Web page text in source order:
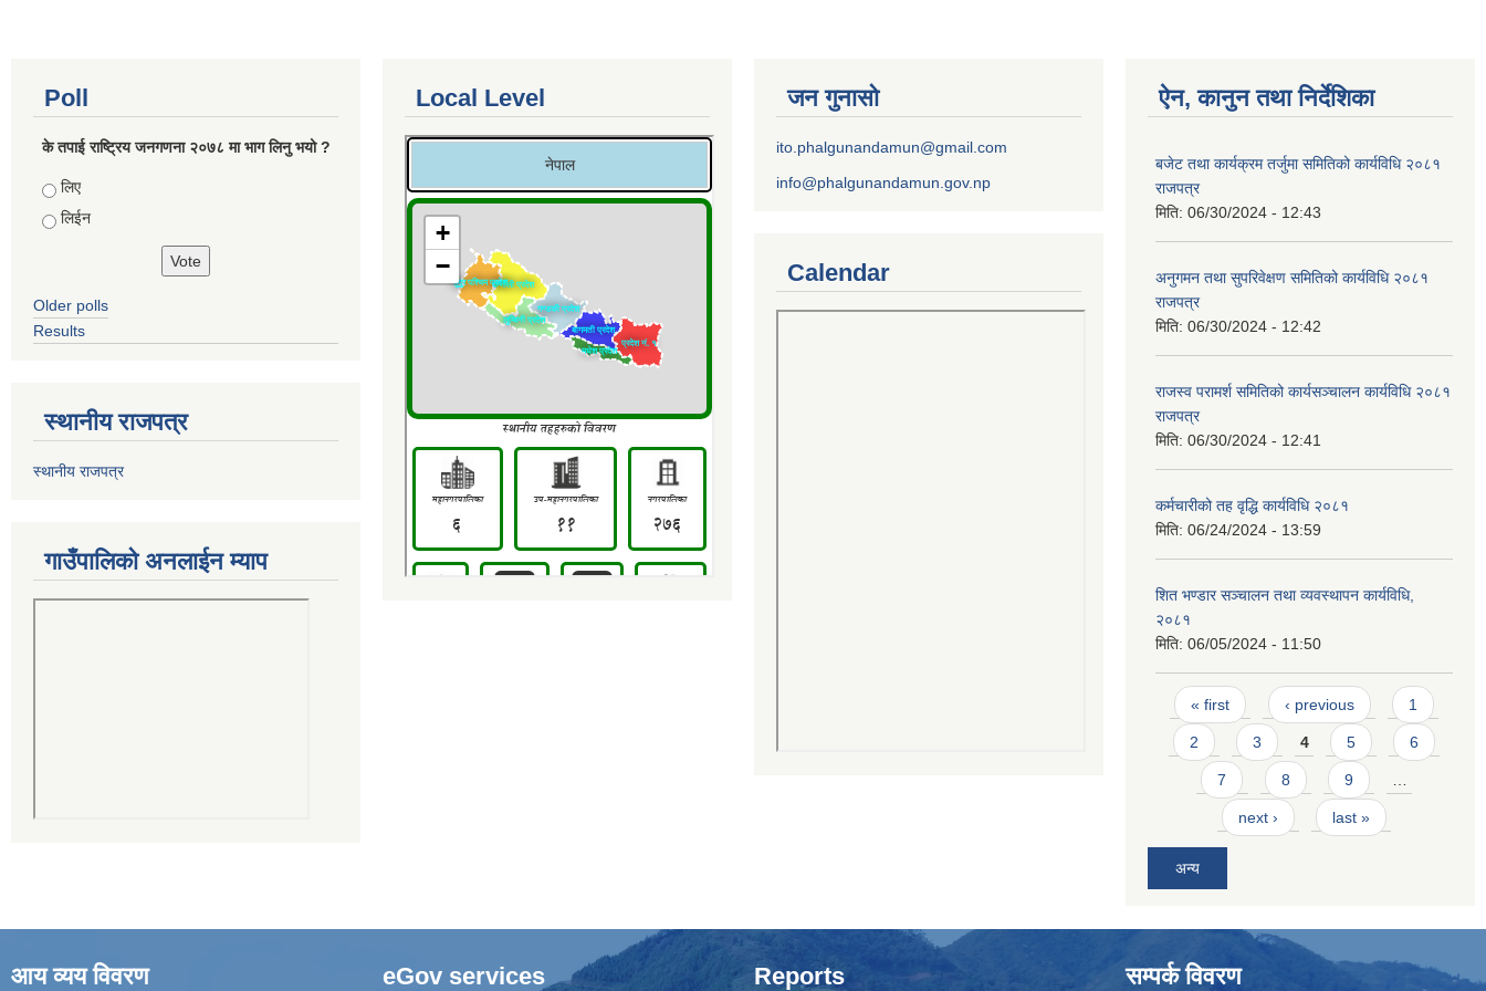
Poll
के तपाई राष्ट्रिय जनगणना २०७८ मा भाग लिनु भयो ?
Choices
लिए
लिईन
Older polls
Results
स्थानीय राजपत्र
स्थानीय राजपत्र
गाउँपालिको अनलाईन म्याप
Local Level जन गुनासो
ito.phalgunandamun@gmail.com
info@phalgunandamun.gov.np
Calendar
ऐन, कानुन तथा निर्देशिका
बजेट तथा कार्यक्रम तर्जुमा समितिको कार्यविधि २०८१
राजपत्र
मिति: 06/30/2024 - 12:43
अनुगमन तथा सुपरिवेक्षण समितिको कार्यविधि २०८१
राजपत्र
मिति: 06/30/2024 - 12:42
राजस्व परामर्श समितिको कार्यसञ्चालन कार्यविधि २०८१
राजपत्र
मिति: 06/30/2024 - 12:41
कर्मचारीको तह वृद्धि कार्यविधि २०८१
मिति: 06/24/2024 - 13:59
शित भण्डार सञ्चालन तथा व्यवस्थापन कार्यविधि,
२०८१
मिति: 06/05/2024 - 11:50
Pages
« first ‹ previous 1
2 3 4 5 6
7 8 9
next › last »
अन्य
आय व्यय विवरण eGov services Reports सम्पर्क विवरण